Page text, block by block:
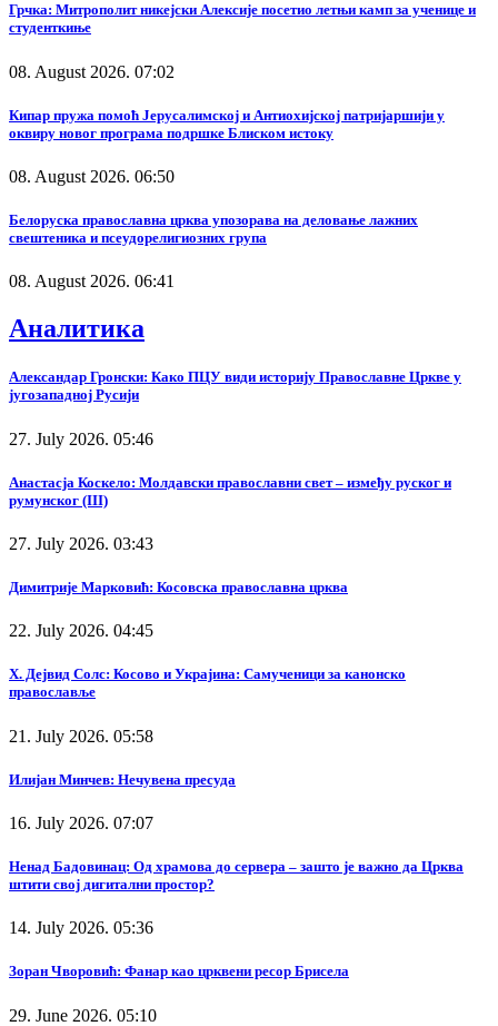
Грчка: Митрополит никејски Алексије посетио летњи камп за ученице и
студенткиње
08. August 2026. 07:02
Кипар пружа помоћ Јерусалимској и Антиохијској патријаршији у
оквиру новог програма подршке Блиском истоку
08. August 2026. 06:50
Белоруска православна црква упозорава на деловање лажних
свештеника и псеудорелигиозних група
08. August 2026. 06:41
Аналитика
Александар Гронски: Како ПЦУ види историју Православне Цркве у
југозападној Русији
27. July 2026. 05:46
Анастасја Коскело: Молдавски православни свет – између руског и
румунског (III)
27. July 2026. 03:43
Димитрије Марковић: Косовска православна црква
22. July 2026. 04:45
Х. Дејвид Солс: Косово и Украјина: Самученици за канонско
православље
21. July 2026. 05:58
Илијан Минчев: Нечувена пресуда
16. July 2026. 07:07
Ненад Бадовинац: Од храмова до сервера – зашто је важно да Црква
штити свој дигитални простор?
14. July 2026. 05:36
Зоран Чворовић: Фанар као црквени ресор Брисела
29. June 2026. 05:10